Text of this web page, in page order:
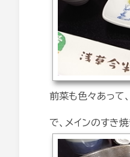
前菜も色々あって
で、メインのすき焼